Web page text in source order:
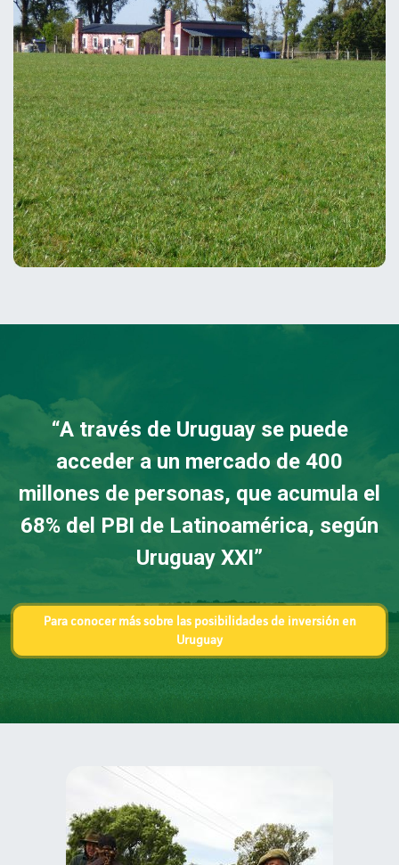
“A través de Uruguay se puede
acceder a un mercado de 400
millones de personas, que acumula el
68% del PBI de Latinoamérica, según
Uruguay XXI”
Para conocer más sobre las posibilidades de inversión en
Uruguay